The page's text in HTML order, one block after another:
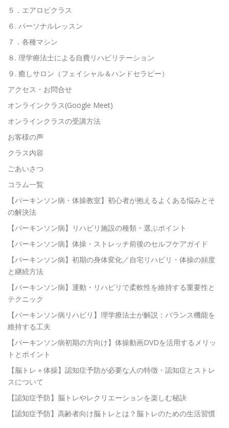
５．エアロビクラス
６. パーソナルレッスン
７．各種マシン
８. 理学療法士による自費リハビリテーション
９. 癒しサロン（フェイシャル＆ハンドセラピー）
アクセス・お問合せ
オンラインクラス(Google Meet)
オンラインクラスの受講方法
お客様の声
クラス内容
ごあいさつ
コラム一覧
【パーキンソン病・体操教室】初心者が抱えるよくある悩みとそ
の解決法
【パーキンソン病】リハビリ施設の種類・選ぶポイント
【パーキンソン病】体操・ストレッチ前後のセルフケアガイド
【パーキンソン病】初期の身体変化／自宅リハビリ・体操の頻度
と継続方法
【パーキンソン病】運動・リハビリで柔軟性を維持する重要性と
テクニック
【パーキンソン病リハビリ】理学療法士が解説：バランス機能を
維持する工夫
【パーキンソン病初期の方向け】体操動画DVDを活用するメリッ
トとポイント
【脳トレ＋体操】認知症予防が必要な人の特徴・認知症とストレ
スについて
【認知症予防】脳トレやレクリエーションを楽しむ秘訣
【認知症予防】高齢者向け脳トレとは？脳トレのための生活習慣